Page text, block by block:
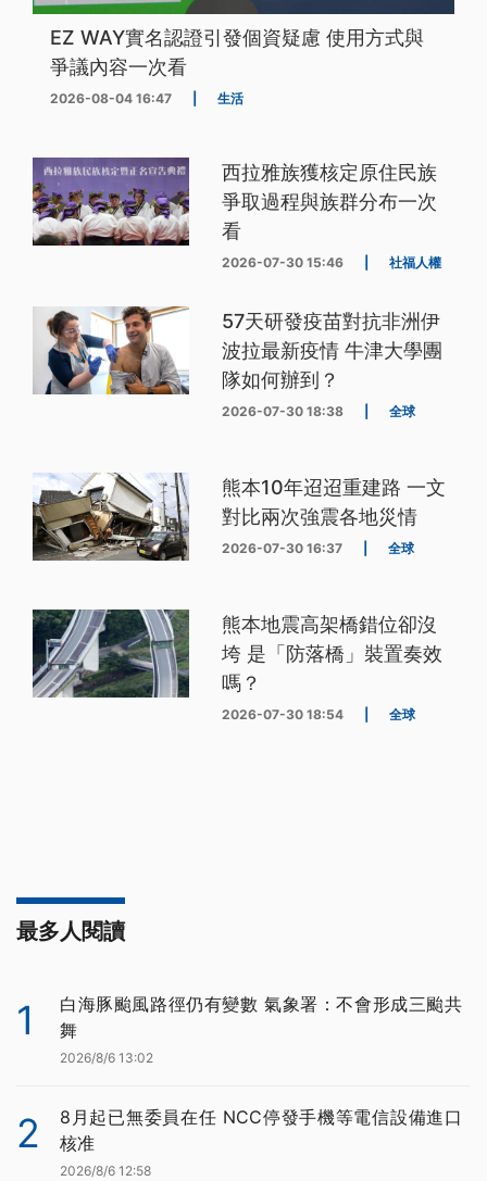
EZ WAY實名認證引發個資疑慮 使用方式與
爭議內容一次看
2026-08-04 16:47 生活
西拉雅族獲核定原住民族
爭取過程與族群分布一次
看
2026-07-30 15:46 社福人權
57天研發疫苗對抗非洲伊
波拉最新疫情 牛津大學團
隊如何辦到？
2026-07-30 18:38 全球
熊本10年迢迢重建路 一文
對比兩次強震各地災情
2026-07-30 16:37 全球
熊本地震高架橋錯位卻沒
垮 是「防落橋」裝置奏效
嗎？
2026-07-30 18:54 全球
最多人閱讀
1
白海豚颱風路徑仍有變數 氣象署：不會形成三颱共
舞
2026/8/6 13:02
2
8月起已無委員在任 NCC停發手機等電信設備進口
核准
2026/8/6 12:58